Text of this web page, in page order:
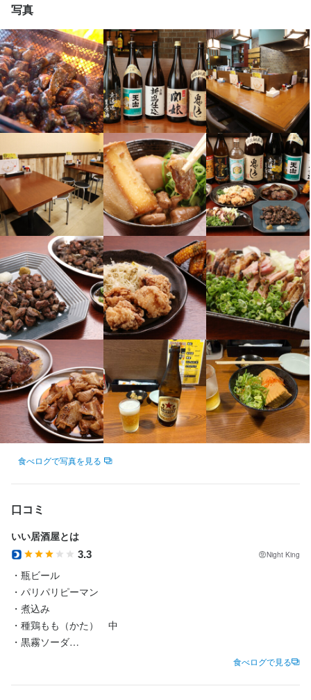
写真
食べログで写真を見る
口コミ
いい居酒屋とは
3.3 Night King
・瓶ビール
・パリパリピーマン
・煮込み
・種鶏もも（かた）　中
・黒霧ソーダ
食べログで見る
店名
炭火焼処 けむり
勤務地
佐賀県佐賀市天神2-4-23
0908-623-6969
法人名・事業者名
炭火焼処　けむり
最終更新日2026/07/30
店名
炭火焼処 けむり
勤務地
佐賀県佐賀市天神2-4-23
0908-623-6969
法人名・事業者名
炭火焼処　けむり
最終更新日2026/06/09
店名
炭火焼処 けむり
勤務地
佐賀県佐賀市天神2-4-23
0908-623-6969
法人名・事業者名
炭火焼処　けむり
最終更新日2026/04/03